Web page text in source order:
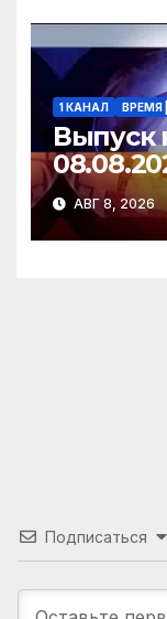
1 КАНАЛ ВРЕМЯ
Выпуск
АВГ 8, 2026
Подписаться